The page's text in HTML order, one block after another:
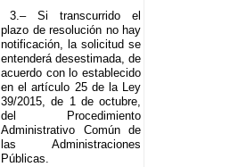
3.– Si transcurrido el
plazo de resolución no hay
notificación, la solicitud se
entenderá desestimada, de
acuerdo con lo establecido
en el artículo 25 de la Ley
39/2015, de 1 de octubre,
del Procedimiento
Administrativo Común de
las Administraciones
Públicas.